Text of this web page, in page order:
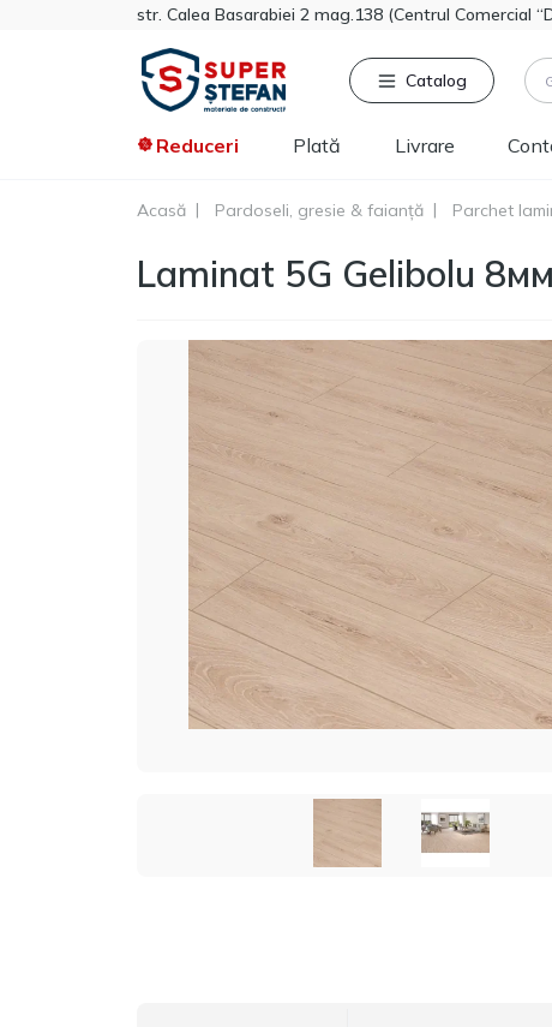
str. Calea Basarabiei 2 mag.138 (Centrul Comercial
Catalog
Reduceri Plată Livrare
Tikkurila
Sniezka
Vata minerala
Gips-carton
Polistiren extrudat
Vopsea decorativa
Acasă Pardoseli, gresie & faianță Parchet
Laminat 5G Gelibolu